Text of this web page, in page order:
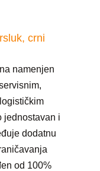
crni
namenjen
jednostavan i
dodatnu
od 100%